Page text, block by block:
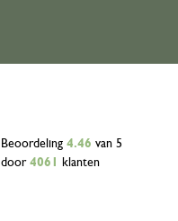
Beoordeling 4.46 van 5
door 4061 klanten